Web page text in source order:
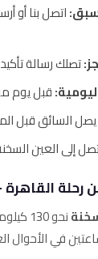
اتصل بنا أو
تصلك رسالة
قبل يوم
يصل السائق قبل الموعد المحدد بـ 10
إلى العين
رحلة
نحو
في الأحوال